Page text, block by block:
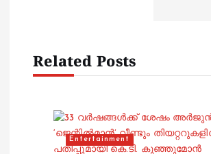
g
Related Posts
Entertainment